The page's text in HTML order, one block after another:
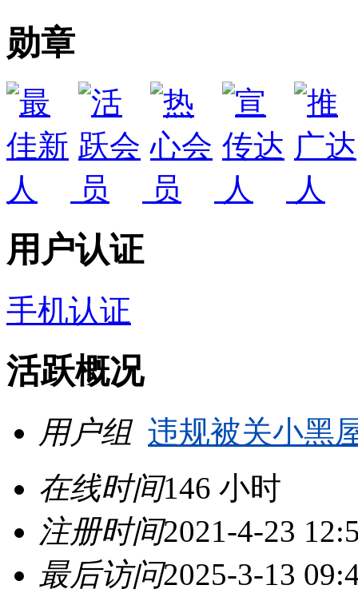
勋章
用户认证
手机认证
活跃概况
用户组 违规被关小黑
在线时间146 小时
注册时间2021-4-23
最后访问2025-3-13